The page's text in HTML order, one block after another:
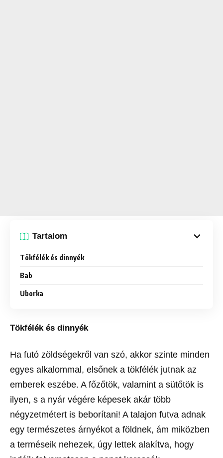
Tartalom
Tökfélék és dinnyék
Bab
Uborka
Tökfélék és dinnyék
Ha futó zöldségekről van szó, akkor szinte minden
egyes alkalommal, elsőnek a tökfélék jutnak az
emberek eszébe. A főzőtök, valamint a sütőtök is
ilyen, s a nyár végére képesek akár több
négyzetmétert is beborítani! A talajon futva adnak
egy természetes árnyékot a földnek, ám miközben
a terméseik nehezek, úgy lettek alakítva, hogy